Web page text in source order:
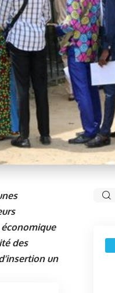
des
un